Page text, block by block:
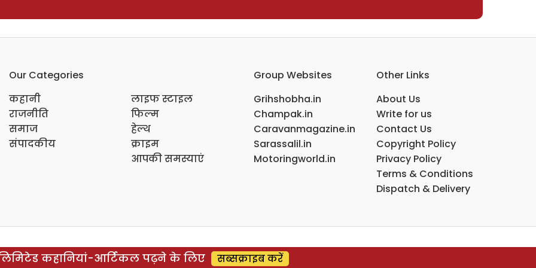
Our Categories
कहानी
राजनीति
समाज
संपादकीय
लाइफ स्टाइल
फिल्म
हेल्थ
क्राइम
आपकी समस्याएं
Group Websites
Grihshobha.in
Champak.in
Caravanmagazine.in
Sarassalil.in
Motoringworld.in
Other Links
About Us
Write for us
Contact Us
Copyright Policy
Privacy Policy
Terms & Conditions
Dispatch & Delivery
कहानियां-आर्टिकल पढ़ने के लिए सब्सक्राइब करें